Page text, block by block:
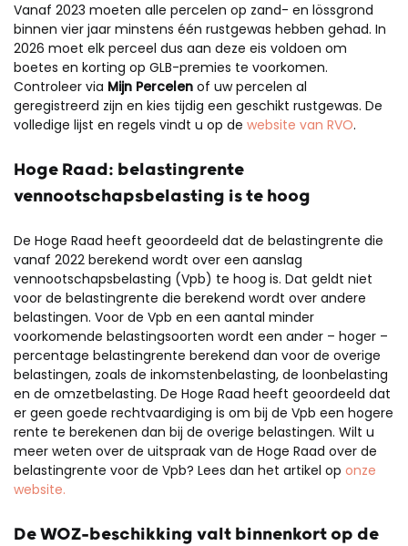
Vanaf 2023 moeten alle percelen op zand- en lössgrond
binnen vier jaar minstens één rustgewas hebben gehad. In
2026 moet elk perceel dus aan deze eis voldoen om
boetes en korting op GLB-premies te voorkomen.
Controleer via Mijn Percelen of uw percelen al
geregistreerd zijn en kies tijdig een geschikt rustgewas. De
volledige lijst en regels vindt u op de website van RVO.
Hoge Raad: belastingrente
vennootschapsbelasting is te hoog
De Hoge Raad heeft geoordeeld dat de belastingrente die
vanaf 2022 berekend wordt over een aanslag
vennootschapsbelasting (Vpb) te hoog is. Dat geldt niet
voor de belastingrente die berekend wordt over andere
belastingen. Voor de Vpb en een aantal minder
voorkomende belastingsoorten wordt een ander – hoger –
percentage belastingrente berekend dan voor de overige
belastingen, zoals de inkomstenbelasting, de loonbelasting
en de omzetbelasting. De Hoge Raad heeft geoordeeld dat
er geen goede rechtvaardiging is om bij de Vpb een hogere
rente te berekenen dan bij de overige belastingen. Wilt u
meer weten over de uitspraak van de Hoge Raad over de
belastingrente voor de Vpb? Lees dan het artikel op onze
website.
De WOZ-beschikking valt binnenkort op de